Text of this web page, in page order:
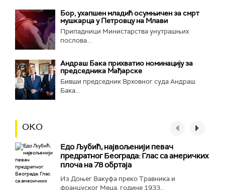
Бор, ухапшен младић осумњичен за смрт
мушкарца у Петровцу на Млави
Припадници Министарства унутрашњих
послова...
Андраш Бака прихватио номинацију за
председника Мађарске
Бивши председник Врховног суда Андраш
Бака...
ОКО
Едо Љубић, највољенији певач
предратног Београда: Глас са америчких
плоча на 78 обртаја
Из Доњег Вакуфа преко Травника и
француског Меца, године 1933...